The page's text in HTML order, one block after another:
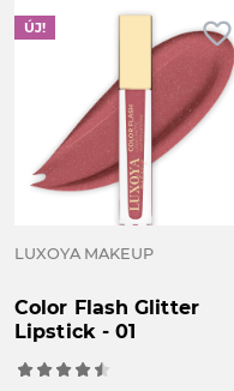
favorite_border
ÚJ!
LUXOYA MAKEUP
Color Flash Glitter
Lipstick - 01